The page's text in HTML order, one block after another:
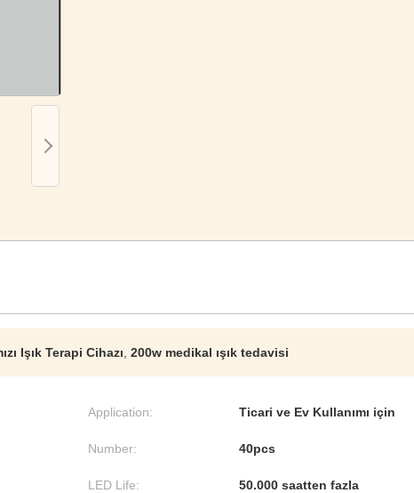
Işık Terapi Cihazı 200w medikal ışık tedavisi
Application: Ticari ve Ev Kullanımı için
Number: 40pcs
LED Life: 50.000 saatten fazla